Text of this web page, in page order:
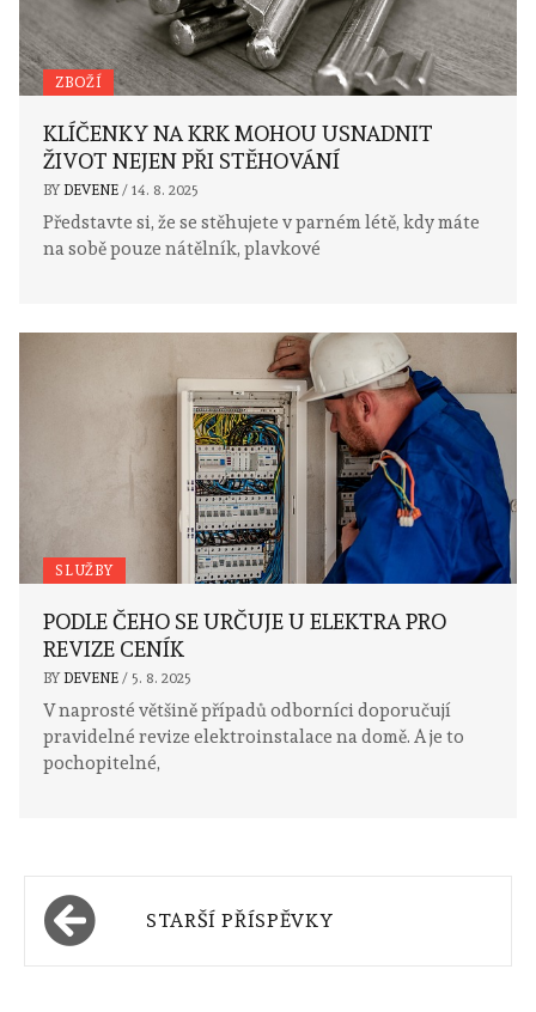
ZBOŽÍ
KLÍČENKY NA KRK MOHOU USNADNIT
ŽIVOT NEJEN PŘI STĚHOVÁNÍ
BY DEVENE / 14. 8. 2025
Představte si, že se stěhujete v parném létě, kdy máte
na sobě pouze nátělník, plavkové
SLUŽBY
PODLE ČEHO SE URČUJE U ELEKTRA PRO
REVIZE CENÍK
BY DEVENE / 5. 8. 2025
V naprosté většině případů odborníci doporučují
pravidelné revize elektroinstalace na domě. A je to
pochopitelné,
Navigace
pro
STARŠÍ PŘÍSPĚVKY